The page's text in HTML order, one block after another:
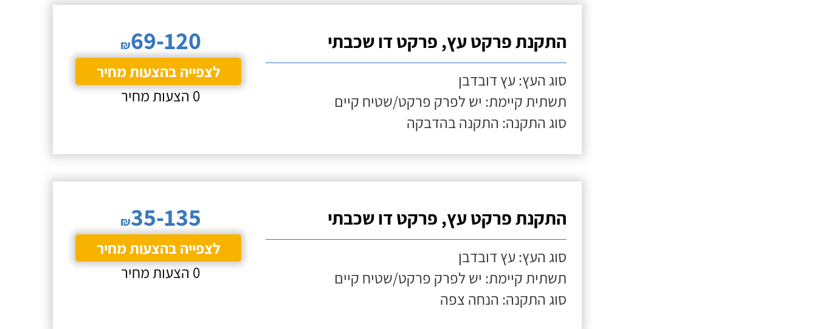
התקנת פרקט עץ, פרקט דו שכבתי
סוג העץ: עץ דובדבן
תשתית קיימת: יש לפרק פרקט/שטיח קיים
סוג התקנה: התקנה בהדבקה
₪69-120
לצפייה בהצעות מחיר
0 הצעות מחיר
התקנת פרקט עץ, פרקט דו שכבתי
סוג העץ: עץ דובדבן
תשתית קיימת: יש לפרק פרקט/שטיח קיים
סוג התקנה: הנחה צפה
₪35-135
לצפייה בהצעות מחיר
0 הצעות מחיר